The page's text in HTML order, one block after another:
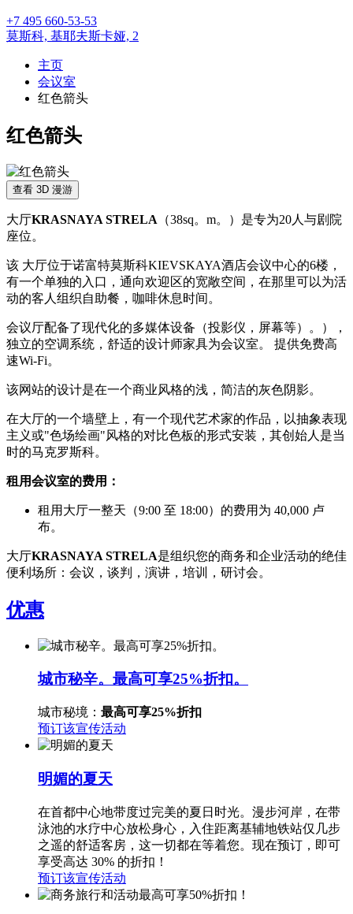
+7 495 660-53-53
莫斯科, 基耶夫斯卡娅, 2
主页
会议室
红色箭头
红色箭头
查看 3D 漫游
大厅KRASNAYA STRELA （38sq。m。）是专为20人与剧院
座位。
该 大厅位于诺富特莫斯科KIEVSKAYA酒店会议中心的6楼，
有一个单独的入口，通向欢迎区的宽敞空间，在那里可以为活
动的客人组织自助餐，咖啡休息时间。
会议厅配备了现代化的多媒体设备（投影仪，屏幕等）。），
独立的空调系统，舒适的设计师家具为会议室。 提供免费高
速Wi-Fi。
该网站的设计是在一个商业风格的浅，简洁的灰色阴影。
在大厅的一个墙壁上，有一个现代艺术家的作品，以抽象表现
主义或"色场绘画"风格的对比色板的形式安装，其创始人是当
时的马克罗斯科。
租用会议室的费用：
租用大厅一整天（9:00 至 18:00）的费用为 40,000 卢
布。
大厅KRASNAYA STRELA是组织您的商务和企业活动的绝佳
便利场所：会议，谈判，演讲，培训，研讨会。
优惠
城市秘辛。最高可享25%折扣。
城市秘境： 最高可享25%折扣
预订该宣传活动
明媚的夏天
在首都中心地带度过完美的夏日时光。漫步河岸，在带
泳池的水疗中心放松身心，入住距离基辅地铁站仅几步
之遥的舒适客房，这一切都在等着您。现在预订，即可
享受高达 30% 的折扣！
预订该宣传活动